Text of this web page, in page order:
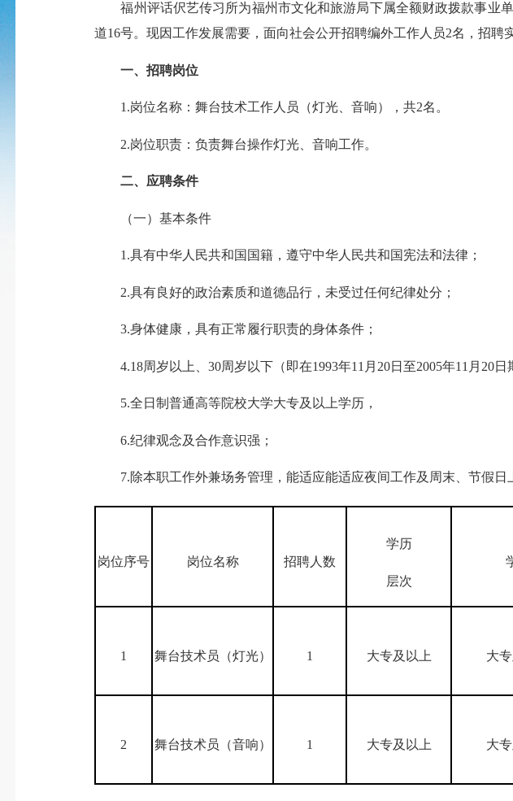
福州评话伬艺传习所为福州市文化和旅游局下属全额财政拨款事业
道16号。现因工作发展需要，面向社会公开招聘编外工作人员2名，招聘
一、招聘岗位
1.岗位名称：舞台技术工作人员（灯光、音响），共2名。
2.岗位职责：负责舞台操作灯光、音响工作。
二、应聘条件
（一）基本条件
1.具有中华人民共和国国籍，遵守中华人民共和国宪法和法律；
2.具有良好的政治素质和道德品行，未受过任何纪律处分；
3.身体健康，具有正常履行职责的身体条件；
4.18周岁以上、30周岁以下（即在1993年11月20日至2005年11月20日
5.全日制普通高等院校大学大专及以上学历，
6.纪律观念及合作意识强；
7.除本职工作外兼场务管理，能适应能适应夜间工作及周末、节假日
岗位序号 岗位名称 招聘人数
学历
层次
1 舞台技术员（灯光） 1 大专及以上 大
2 舞台技术员（音响） 1 大专及以上 大